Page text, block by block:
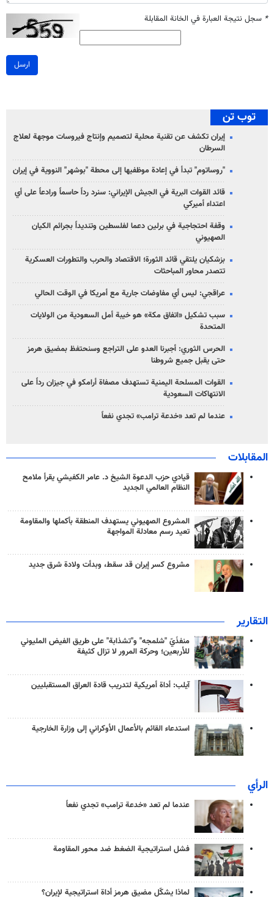
* سجل نتيجة العبارة في الخانة المقابلة
ارسل
توب تن
إيران تكشف عن تقنية محلية لتصميم وإنتاج فيروسات موجهة لعلاج
السرطان
"روساتوم" تبدأ في إعادة موظفيها إلى محطة "بوشهر" النووية في إيران
قائد القوات البرية في الجيش الإيراني: سنرد رداً حاسماً ورادعاً على أي
اعتداء أميركي
وقفة احتجاجية في برلين دعما لفلسطين وتنديداً بجرائم الكيان
الصهیوني
بزشكيان يلتقي قائد الثورة؛ الاقتصاد والحرب والتطورات العسكرية
تتصدر محاور المباحثات
عراقجي: ليس أي مفاوضات جارية مع أمريكا في الوقت الحالي
سبب تشكيل «اتفاق مكة» هو خيبة أمل السعودية من الولايات
المتحدة
الحرس الثوري: أجبرنا العدو على التراجع وسنحتفظ بمضيق هرمز
حتى يقبل جميع شروطنا
القوات المسلحة اليمنية تستهدف مصفاة أرامكو في جيزان رداً على
الانتهاكات السعودية
عندما لم تعد «خدعة ترامب» تجدي نفعاً
المقابلات
قيادي حزب الدعوة الشيخ د. عامر الكفيشي يقرأ ملامح
النظام العالمي الجديد
المشروع الصهيوني يستهدف المنطقة بأكملها والمقاومة
تعيد رسم معادلة المواجهة
مشروع كسر إيران قد سقط، وبدأت ولادة شرق جديد
التقارير
منفذَيّ "شلمجه" و"تشذابة" على طريق الفيض المليوني
للأربعين؛ وحركة المرور لا تزال كثيفة
آيلب: أداة أمريكية لتدريب قادة العراق المستقبليين
استدعاء القائم بالأعمال الأوكراني إلى وزارة الخارجية
الرأي
عندما لم تعد «خدعة ترامب» تجدي نفعاً
فشل استراتيجية الضغط ضد محور المقاومة
لماذا يشكّل مضيق هرمز أداة استراتيجية لإيران؟